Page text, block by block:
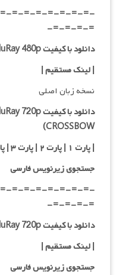
=-=-=-=-=-=-=-
=-=-=-=-
دانلود با کیفیت BluRay 480p ریلیز F2M
| لینک مستقیم|
نسخه زبان اصلی
CROSSBOW)
| پارت ۱ | پارت ۲ | پارت ۳ | پارت ۴ |
جستجوی زیرنویس فارسی
=-=-=-=-=-=-=-
=-=-=-=-
دانلود با کیفیت BluRay 720p ریلیز scOrp
| لینک مستقیم |
جستجوی زیرنویس فارسی